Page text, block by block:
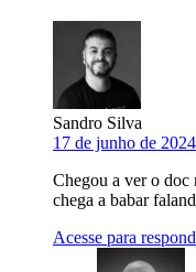
Sandro Silva
17 de junho de
Chegou a ver o
chega a babar
Acesse para